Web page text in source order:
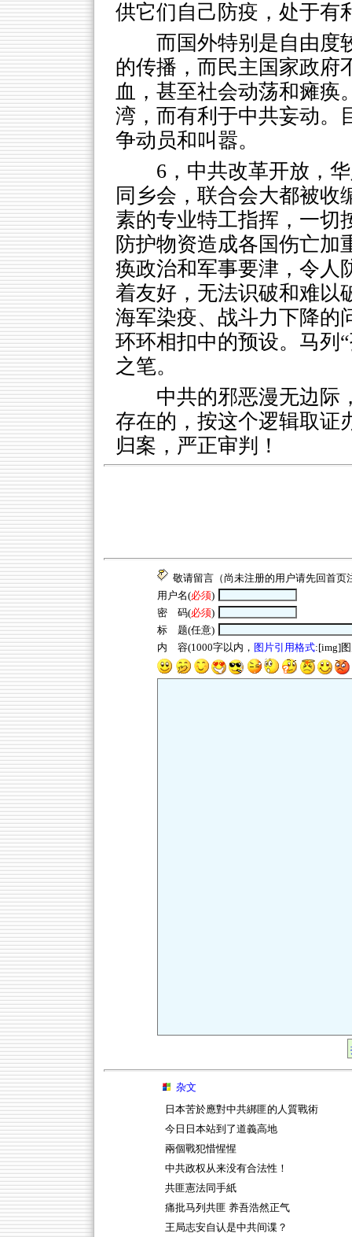
供它们自己防疫，处于有
而国外特别是自由度
的传播，而民主国家政府
血，甚至社会动荡和瘫痪
湾，而有利于中共妄动。
争动员和叫嚣。
6，中共改革开放，
同乡会，联合会大都被收
素的专业特工指挥，一切
防护物资造成各国伤亡加
痪政治和军事要津，令人
着友好，无法识破和难以
海军染疫、战斗力下降的
环环相扣中的预设。马列
之笔。
中共的邪恶漫无边际
存在的，按这个逻辑取证
归案，严正审判！
敬请留言（尚未注册的用户请先回首页
用户名(必须)
密 码(必须)
标 题(任意)
内 容(1000字以内， 图片引用格式:[img]
杂文
日本苦於應對中共綁匪的人質戰術
今日日本站到了道義高地
兩個戰犯惜惺惺
中共政权从来没有合法性！
共匪憲法同手紙
痛批马列共匪 养吾浩然正气
王局志安自认是中共间谍？